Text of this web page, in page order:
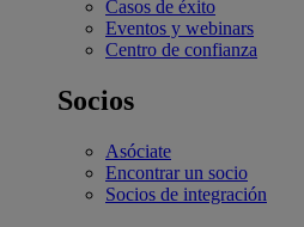
Casos de éxito
Eventos y webinars
Centro de confianza
Socios
Asóciate
Encontrar un socio
Socios de integración